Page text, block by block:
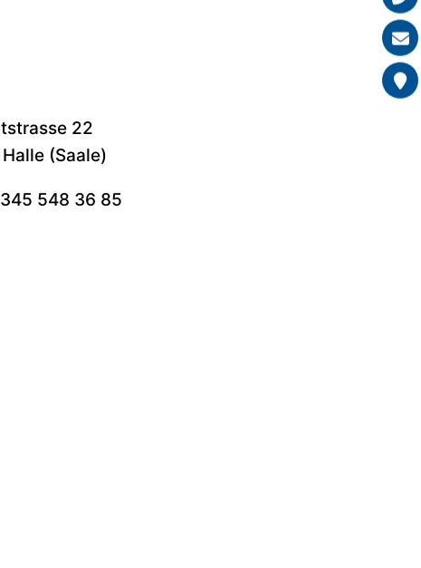
22
(Saale)
548 36 85